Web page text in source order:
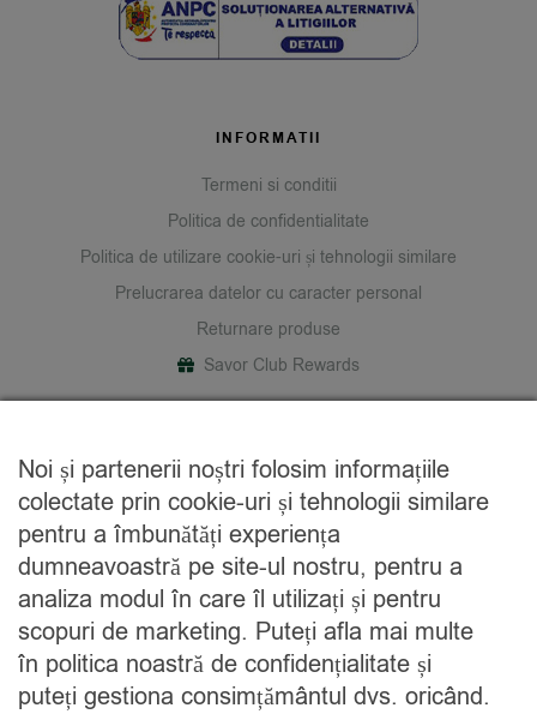
INFORMATII
Termeni si conditii
Politica de confidentialitate
Politica de utilizare cookie-uri și tehnologii similare
Prelucrarea datelor cu caracter personal
Returnare produse
Savor Club Rewards
Cine suntem
Blog
Contact
CATEGORII
Condimente
Mixuri
Noi și partenerii noștri folosim informațiile
colectate prin cookie-uri și tehnologii similare
pentru a îmbunătăți experiența
dumneavoastră pe site-ul nostru, pentru a
analiza modul în care îl utilizați și pentru
scopuri de marketing. Puteți afla mai multe
în politica noastră de confidențialitate și
puteți gestiona consimțământul dvs. oricând.